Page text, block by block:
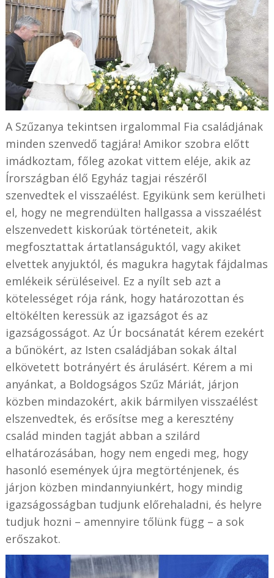
A Szűzanya tekintsen irgalommal Fia családjának
minden szenvedő tagjára! Amikor szobra előtt
imádkoztam, főleg azokat vittem eléje, akik az
Írországban élő Egyház tagjai részéről
szenvedtek el visszaélést. Egyikünk sem kerülheti
el, hogy ne megrendülten hallgassa a visszaélést
elszenvedett kiskorúak történeteit, akik
megfosztattak ártatlanságuktól, vagy akiket
elvettek anyjuktól, és magukra hagytak fájdalmas
emlékeik sérüléseivel. Ez a nyílt seb azt a
kötelességet rója ránk, hogy határozottan és
eltökélten keressük az igazságot és az
igazságosságot. Az Úr bocsánatát kérem ezekért
a bűnökért, az Isten családjában sokak által
elkövetett botrányért és árulásért. Kérem a mi
anyánkat, a Boldogságos Szűz Máriát, járjon
közben mindazokért, akik bármilyen visszaélést
elszenvedtek, és erősítse meg a keresztény
család minden tagját abban a szilárd
elhatározásában, hogy nem engedi meg, hogy
hasonló események újra megtörténjenek, és
járjon közben mindannyiunkért, hogy mindig
igazságosságban tudjunk előrehaladni, és helyre
tudjuk hozni – amennyire tőlünk függ – a sok
erőszakot.